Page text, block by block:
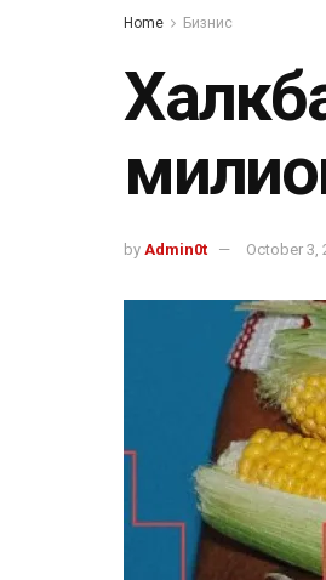
Home Бизнис
by Admin0t October 3,